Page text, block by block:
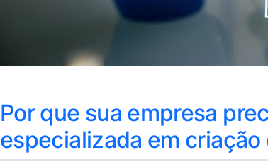
Por que sua empresa
especializada em